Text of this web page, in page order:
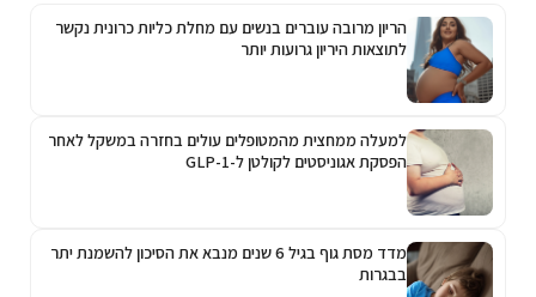
הריון מרובה עוברים בנשים עם מחלת כליות כרונית נקשר
לתוצאות היריון גרועות יותר
למעלה ממחצית מהמטופלים עולים בחזרה במשקל לאחר
הפסקת אגוניסטים לקולטן ל-GLP-1
מדד מסת גוף בגיל 6 שנים מנבא את הסיכון להשמנת יתר
בבגרות